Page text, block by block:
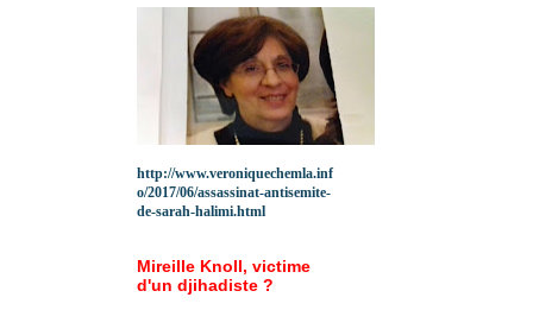
http://www.veroniquechemla.inf
o/2017/06/assassinat-antisemite-
de-sarah-halimi.html
Mireille Knoll, victime
d'un djihadiste ?